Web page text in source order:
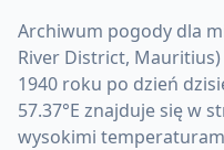
Archiwum pogody dla
River District,
1940 roku po dzień
57.37°E znajduje się w
wysokimi